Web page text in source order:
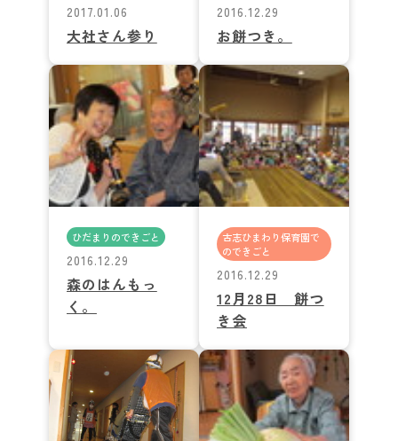
2017.01.06
大社さん参り
2016.12.29
お餅つき。
ひだまりのできごと
2016.12.29
森のはんもっ
く。
古志ひまわり保育園で
のできごと
2016.12.29
12月28日 餅つ
き会